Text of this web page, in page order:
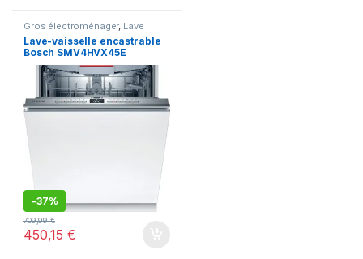
Gros électroménager, Lave
vaisselle
Lave-vaisselle encastrable
Bosch SMV4HVX45E
-37%
450,15€
709,99€